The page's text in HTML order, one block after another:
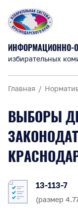
ИНФОРМАЦИОННО-
избирательных
Главная
ВЫБОРЫ
13-113-7
(размер